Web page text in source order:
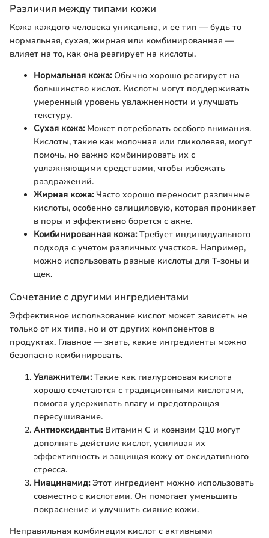
Различия между типами кожи
Кожа каждого человека уникальна, и ее тип — будь то
нормальная, сухая, жирная или комбинированная —
влияет на то, как она реагирует на кислоты.
Нормальная кожа:Обычно хорошо реагирует на
большинство кислот. Кислоты могут поддерживать
умеренный уровень увлажненности и улучшать
текстуру.
Сухая кожа:Может потребовать особого внимания.
Кислоты, такие как молочная или гликолевая, могут
помочь, но важно комбинировать их с
увлажняющими средствами, чтобы избежать
раздражений.
Жирная кожа:Часто хорошо переносит различные
кислоты, особенно салициловую, которая проникает
в поры и эффективно борется с акне.
Комбинированная кожа:Требует индивидуального
подхода с учетом различных участков. Например,
можно использовать разные кислоты для Т-зоны и
щек.
Сочетание с другими ингредиентами
Эффективное использование кислот может зависеть не
только от их типа, но и от других компонентов в
продуктах. Главное — знать, какие ингредиенты можно
безопасно комбинировать.
Увлажнители:Такие как гиалуроновая кислота
хорошо сочетаются с традиционными кислотами,
помогая удерживать влагу и предотвращая
пересушивание.
Антиоксиданты:Витамин C и коэнзим Q10 могут
дополнять действие кислот, усиливая их
эффективность и защищая кожу от оксидативного
стресса.
Ниацинамид:Этот ингредиент можно использовать
совместно с кислотами. Он помогает уменьшить
покраснение и улучшить сияние кожи.
Неправильная комбинация кислот с активными